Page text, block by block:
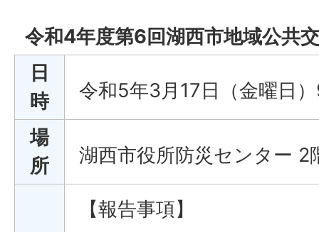
令和4年度第6回湖西市地域公共
日
時
令和5年3月17日（金曜日
場
所
湖西市役所防災センター 2
【報告事項】